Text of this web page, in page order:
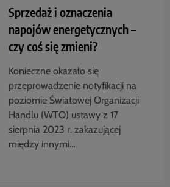
Sprzedaż i oznaczenia
napojów energetycznych –
czy coś się zmieni?
Konieczne okazało się
przeprowadzenie notyfikacji na
poziomie Światowej Organizacji
Handlu (WTO) ustawy z 17
sierpnia 2023 r. zakazującej
między innymi…